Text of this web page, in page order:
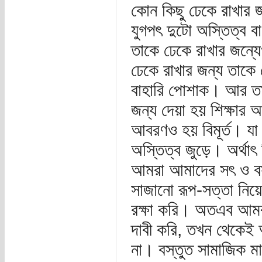
কোন কিছু ঢেকে
যুগপৎ দুটো অস্তিত্ব বা
তাকে ঢেকে রাখার
ঢেকে রাখার জন্য
বাহারি পোশাক। আর
জন্য দেয়া হয় শিক্ষার
আবরণও হয় বিমূর্ত।
অস্তিত্ব জুড়ে। অর্থাৎ
আমরা আমাদের সৎ ও
সাজানো রূপ-সত্তা
রক্ষা করি। অতএব
দাবী করি, তখন
না। বস্তুত সামাজিক